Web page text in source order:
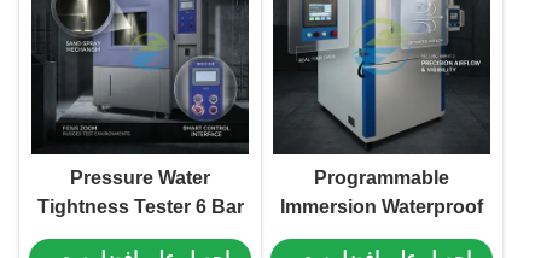
Programmable
Immersion Waterproof
Tester 0-6 Bar IPX7 IPX8
Pressure Water
Tightness Tester 6 Bar
IPX8 Immersion